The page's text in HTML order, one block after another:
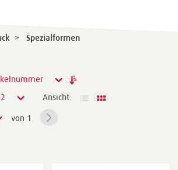
> Spezialformen
Ansicht:
von 1